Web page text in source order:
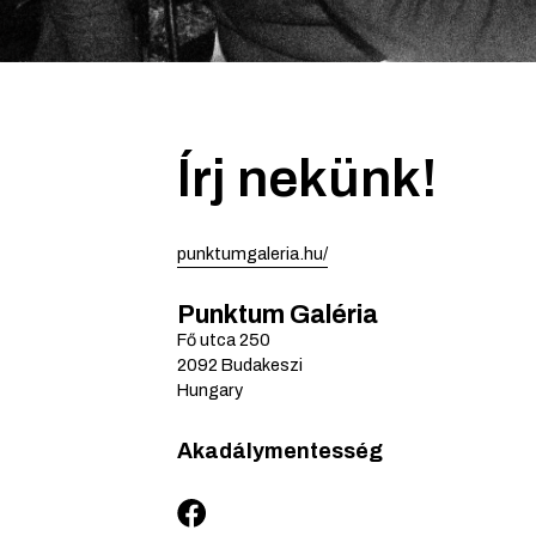
Írj nekünk!
punktumgaleria.hu/
Punktum Galéria
Fő utca250
2092 Budakeszi
Hungary
Akadálymentesség